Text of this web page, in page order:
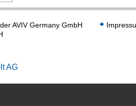
AVIV Germany GmbH
AG